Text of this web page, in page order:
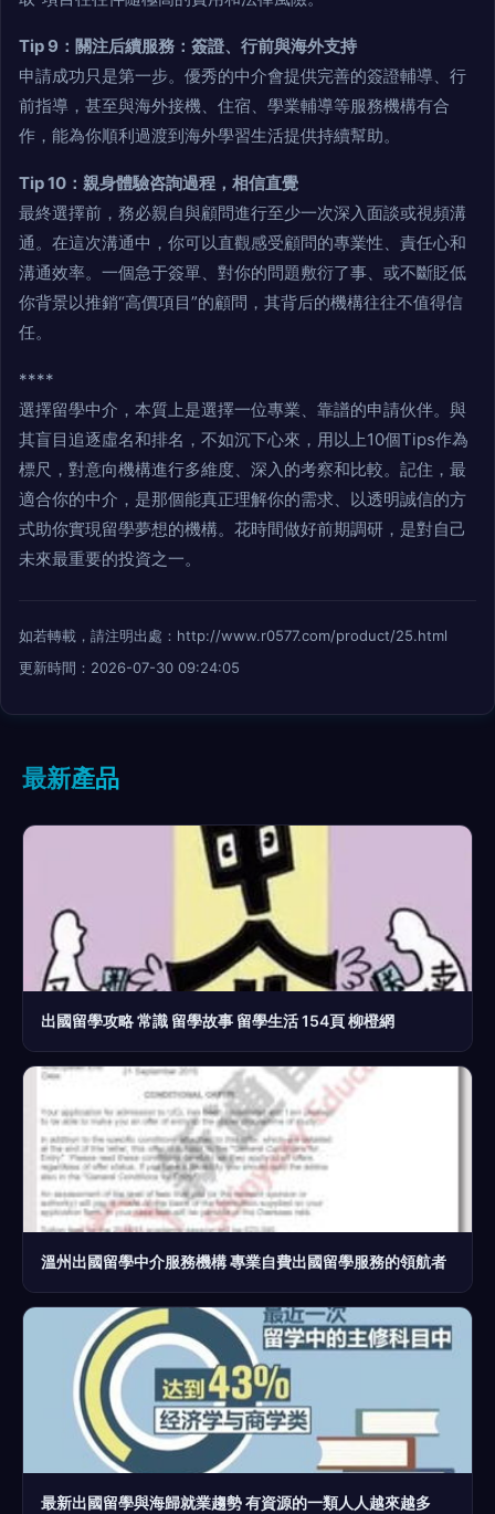
Tip 9：關注后續服務：簽證、行前與海外支持
申請成功只是第一步。優秀的中介會提供完善的簽證輔導、行
前指導，甚至與海外接機、住宿、學業輔導等服務機構有合
作，能為你順利過渡到海外學習生活提供持續幫助。
Tip 10：親身體驗咨詢過程，相信直覺
最終選擇前，務必親自與顧問進行至少一次深入面談或視頻溝
通。在這次溝通中，你可以直觀感受顧問的專業性、責任心和
溝通效率。一個急于簽單、對你的問題敷衍了事、或不斷貶低
你背景以推銷“高價項目”的顧問，其背后的機構往往不值得信
任。
****
選擇留學中介，本質上是選擇一位專業、靠譜的申請伙伴。與
其盲目追逐虛名和排名，不如沉下心來，用以上10個Tips作為
標尺，對意向機構進行多維度、深入的考察和比較。記住，最
適合你的中介，是那個能真正理解你的需求、以透明誠信的方
式助你實現留學夢想的機構。花時間做好前期調研，是對自己
未來最重要的投資之一。
如若轉載，請注明出處：http://www.r0577.com/product/25.html
更新時間：2026-07-30 09:24:05
最新產品
出國留學攻略 常識 留學故事 留學生活 154頁 柳橙網
溫州出國留學中介服務機構 專業自費出國留學服務的領航者
最新出國留學與海歸就業趨勢 有資源的一類人人越來越多